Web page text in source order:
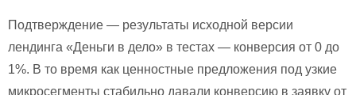
Подтверждение — результаты исходной версии
лендинга «Деньги в дело» в тестах — конверсия от 0 до
1%. В то время как ценностные предложения под узкие
микросегменты стабильно давали конверсию в заявку от